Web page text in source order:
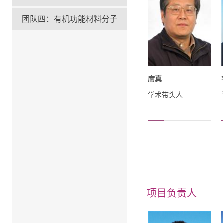
团队四：有机功能材料分子
席真
学术带头人
项目负责人